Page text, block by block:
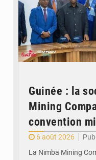
Guinée : la
Mining
convention
6 août 2026
La Nimba Mining